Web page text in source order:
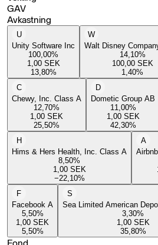
GAV
Avkastning
U
Unity Software Inc
100,00%
1,00 SEK
13,80%
W
Walt Disney
14,10%
100,00 SEK
1,40%
C
Chewy, Inc. Class A
12,70%
1,00 SEK
25,50%
D
Dometic Group AB
11,00%
1,00 SEK
42,30%
H
Hims & Hers Health, Inc. Class A
8,50%
1,00 SEK
−22,10%
A
F
Facebook A
5,50%
1,00 SEK
5,50%
S
Sea Limited American
3,30%
1,00 SEK
35,80%